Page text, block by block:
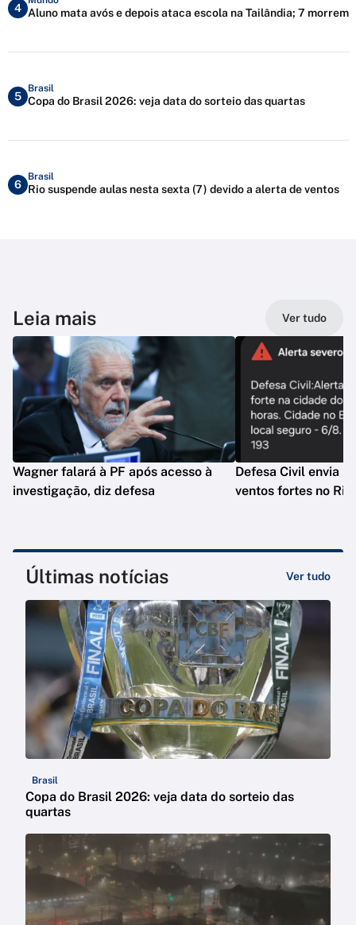
4 Aluno mata avós e depois ataca escola na Tailândia; 7 morrem
5
Brasil
Copa do Brasil 2026: veja data do sorteio das quartas
6
Brasil
Rio suspende aulas nesta sexta (7) devido a alerta de ventos
Leia mais Ver tudo
Wagner falará à PF após acesso à
investigação, diz defesa
Defesa Civil envia
ventos fortes no Rio
Últimas notícias Ver tudo
Brasil
Copa do Brasil 2026: veja data do sorteio das
quartas